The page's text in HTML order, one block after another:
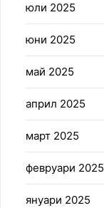
юли 2025
юни 2025
май 2025
април 2025
март 2025
февруари 2025
януари 2025